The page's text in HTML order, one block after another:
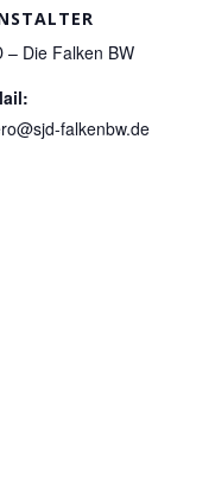
– Die Falken BW
falkenbw.de